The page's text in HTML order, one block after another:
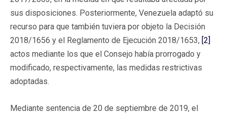
sus disposiciones. Posteriormente, Venezuela adaptó su
recurso para que también tuviera por objeto la Decisión
2018/1656 y el Reglamento de Ejecución 2018/1653, [2]
actos mediante los que el Consejo había prorrogado y
modificado, respectivamente, las medidas restrictivas
adoptadas.
Mediante sentencia de 20 de septiembre de 2019, el